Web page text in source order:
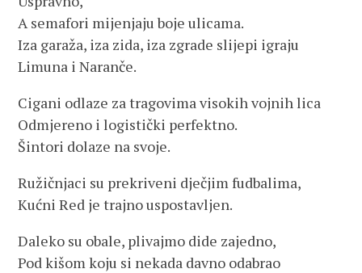
A semafori mijenjaju boje ulicama.
Iza garaža, iza zida, iza zgrade slijepi igraju
Limuna i Naranče.
Cigani odlaze za tragovima visokih vojnih lica
Odmjereno i logistički perfektno.
Šintori dolaze na svoje.
Ružičnjaci su prekriveni dječjim fudbalima,
Kućni Red je trajno uspostavljen.
Daleko su obale, plivajmo dide zajedno,
Pod kišom koju si nekada davno odabrao